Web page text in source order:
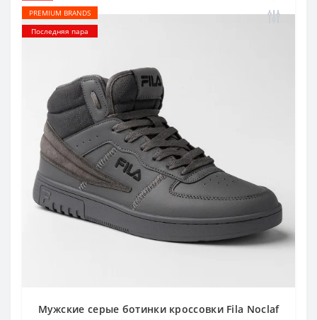
PREMIUM BRANDS
Последняя пара
Мужские серые ботинки кроссовки Fila Noclaf